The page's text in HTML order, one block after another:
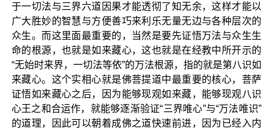
于一切法与三界六道因果才能透彻了知无余，这样才能以
广大胜妙的智慧与方便善巧来利乐无量无边与各种层次的
众生。而这里面最重要的，当然是要先证悟万法与众生生
命的根源，也就是如来藏心，这也就是在经教中所开示的
“无始时来界，一切法等依”的万法根源，指的就是第八识如
来藏心。这个实相心就是佛菩提道中最重要的核心，菩萨
证悟如来藏心之后，因为能够现观如来藏，能够现观八识
心王之和合运作，就能够逐渐验证“三界唯心”与“万法唯识”
的道理，因此可以朝着成佛之道快速前进，因为已经入内